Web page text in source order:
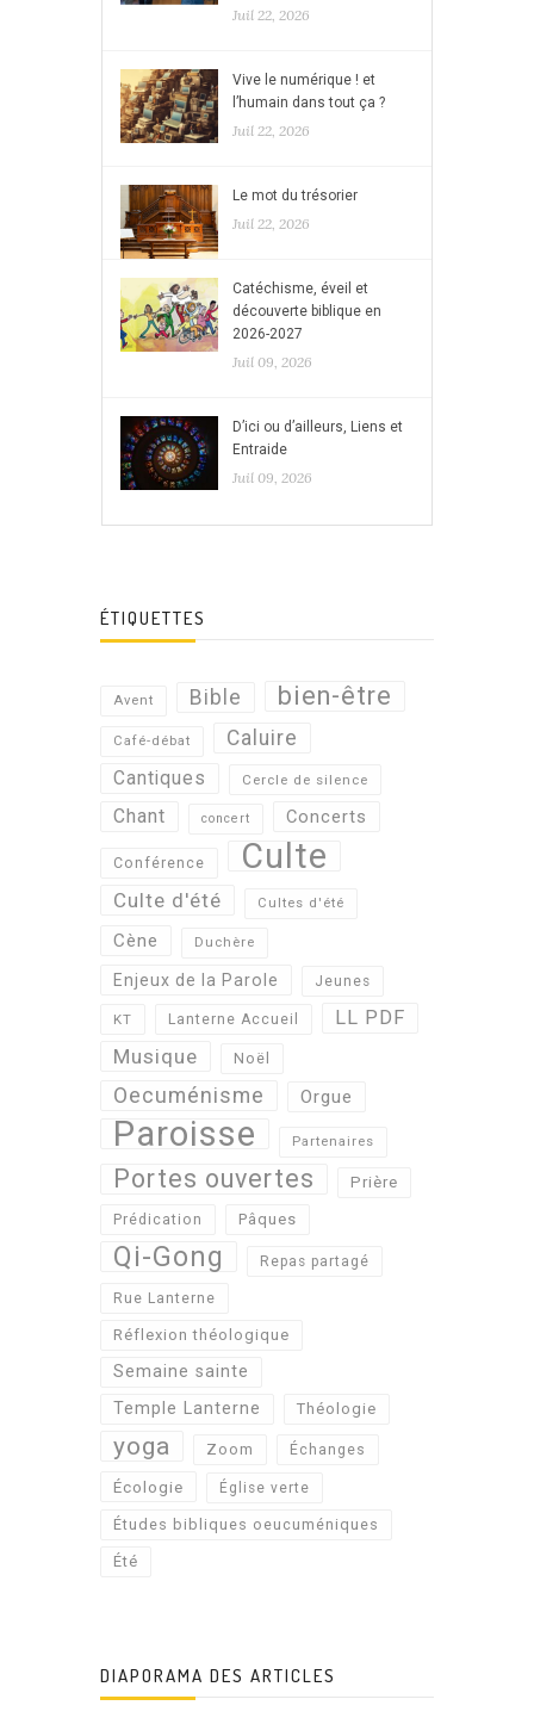
Juil 22, 2026
Vive le numérique ! et
l’humain dans tout ça ?
Juil 22, 2026
Le mot du trésorier
Juil 22, 2026
Catéchisme, éveil et
découverte biblique en
2026-2027
Juil 09, 2026
D’ici ou d’ailleurs, Liens et
Entraide
Juil 09, 2026
ÉTIQUETTES
Avent Bible bien-être
Café-débat Caluire
Cantiques Cercle de silence
Chant concert Concerts
Conférence Culte
Culte d'été Cultes d'été
Cène Duchère
Enjeux de la Parole Jeunes
KT Lanterne Accueil LL PDF
Musique Noël
Oecuménisme Orgue
Paroisse Partenaires
Portes ouvertes Prière
Prédication Pâques
Qi-Gong Repas partagé
Rue Lanterne
Réflexion théologique
Semaine sainte
Temple Lanterne
Théologie
yoga Zoom Échanges
Écologie Église verte
Études bibliques oeucuméniques
Été
DIAPORAMA DES ARTICLES